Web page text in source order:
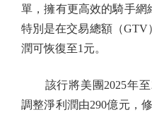
單，擁有更高效的騎手網
特別是在交易總額（GTV
潤可恢復至1元。
該行將美團2025年至
調整淨利潤由290億元，